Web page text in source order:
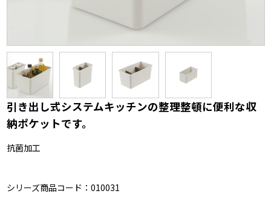
引き出し式システムキッチンの整理整頓に便利な収
納ポケットです。
抗菌加工
シリーズ商品コード：010031